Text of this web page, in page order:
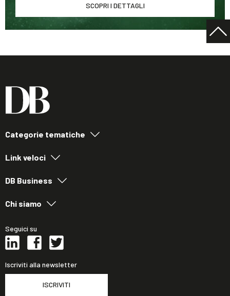
SCOPRI I DETTAGLI
Categorie tematiche
Link veloci
DB Business
Chi siamo
Seguici su
Iscriviti alla newsletter
ISCRIVITI